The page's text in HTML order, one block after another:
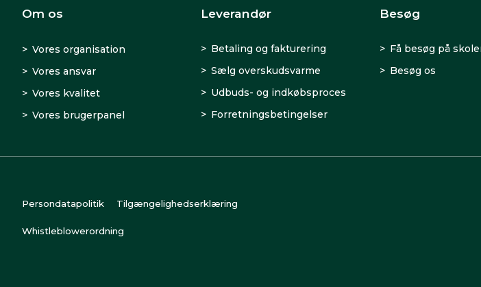
Om os
Vores organisation
Vores ansvar
Vores kvalitet
Vores brugerpanel
Leverandør
Betaling og fakturering
Sælg overskudsvarme
Udbuds- og indkøbsproces
Forretningsbetingelser
Besøg
Få besøg på
Besøg os
Persondatapolitik Tilgængelighedserklæring
Whistleblowerordning